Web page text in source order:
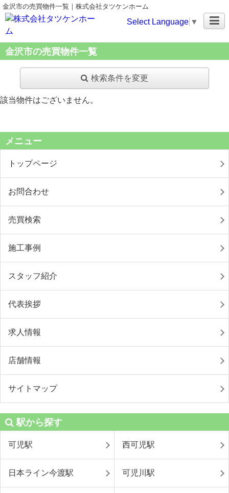
金沢市の売買物件一覧｜株式会社タツケンホーム
Select Language ▼
金沢市の売買物件一覧
検索条件を変更
該当物件はございません。
メニュー
トップページ
お問合わせ
売買検索
施工事例
スタッフ紹介
代表挨拶
求人情報
店舗情報
サイトマップ
駅から探す
可児駅 西可児駅
日本ライン今渡駅 可児川駅